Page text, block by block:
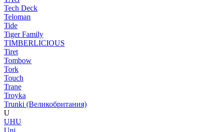
Tech Deck
Teloman
Tide
Tiger Family
TIMBERLICIOUS
Tiret
Tombow
Tork
Touch
Trane
Troyka
Trunki (Великобритания)
U
UHU
Uni